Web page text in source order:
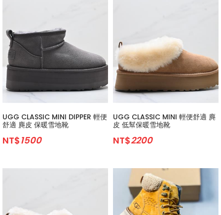
UGG CLASSIC MINI DIPPER 輕便
舒適 麂皮 保暖雪地靴
NT$1500
UGG CLASSIC MINI 輕便舒適 麂
皮 低幫保暖雪地靴
NT$2200